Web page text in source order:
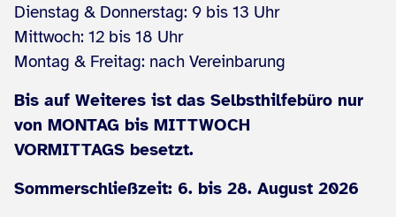
Dienstag & Donnerstag: 9 bis 13 Uhr
Mittwoch: 12 bis 18 Uhr
Montag & Freitag: nach Vereinbarung
Bis auf Weiteres ist das Selbsthilfebüro nur
von MONTAG bis MITTWOCH
VORMITTAGS besetzt.
Sommerschließzeit: 6. bis 28. August 2026